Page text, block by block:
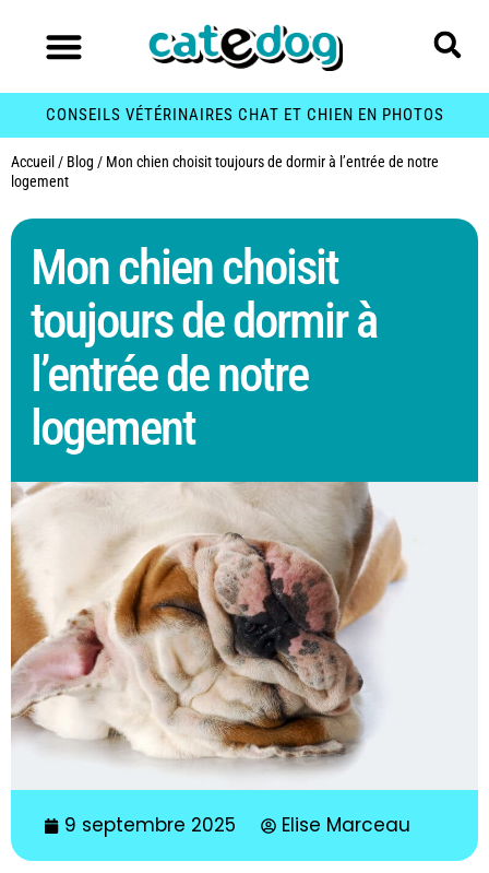
CONSEILS VÉTÉRINAIRES CHAT ET CHIEN EN PHOTOS
Accueil / Blog / Mon chien choisit toujours de dormir à l’entrée de notre
logement
Mon chien choisit
toujours de dormir à
l’entrée de notre
logement
9 septembre 2025 Elise Marceau